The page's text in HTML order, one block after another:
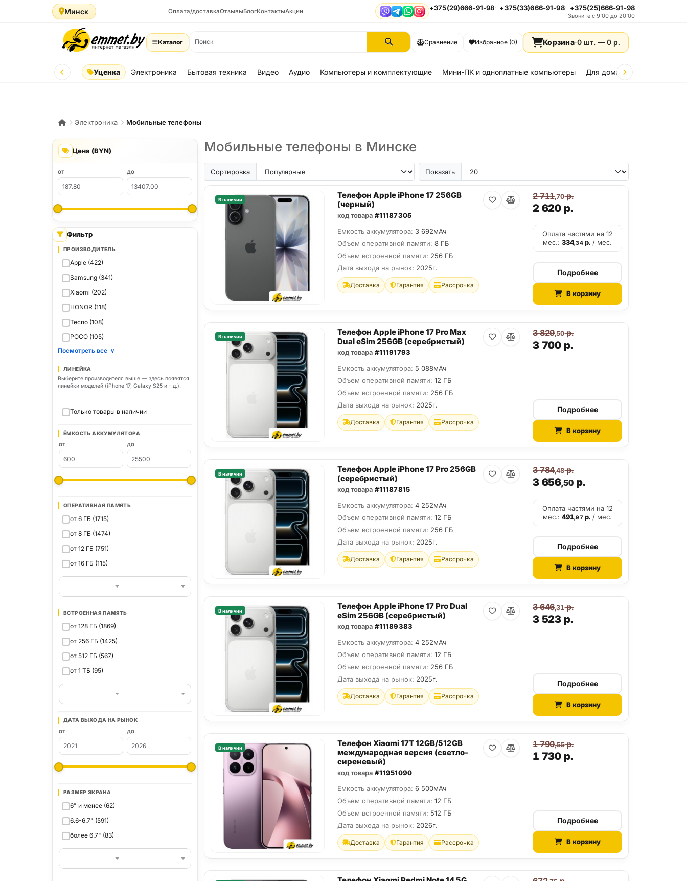
Минск Оплата/доставкаОтзывыБлогКонтактыАкции ViberTelegram
WhatsApp
Instagram
+375(29)666-91-98 +375(33)666-91-98 +375(25)666-91-98
Звоните с 9:00 до 20:00
Каталог Сравнение Избранное (0) Корзина·0 шт. — 0 р.
Уценка Электроника Бытовая техника Видео Аудио Компьютеры и комплектующие Мини-ПК и одноплатные компьютеры Для дома и дачи
Электроника Мобильные телефоны
Цена (BYN)
ОТ ДО
Фильтр
ПРОИЗВОДИТЕЛЬ
Apple (422)
Samsung (341)
Xiaomi (202)
HONOR (118)
Tecno (108)
POCO (105)
Посмотреть все ∨
ЛИНЕЙКА
Выберите производителя выше — здесь появятся
линейки моделей (iPhone 17, Galaxy S25 и т.д.).
Только товары в наличии
ЁМКОСТЬ АККУМУЛЯТОРА
ОТ ДО
ОПЕРАТИВНАЯ ПАМЯТЬ
от 6 ГБ (1715)
от 8 ГБ (1474)
от 12 ГБ (751)
от 16 ГБ (115)
ВСТРОЕННАЯ ПАМЯТЬ
от 128 ГБ (1869)
от 256 ГБ (1425)
от 512 ГБ (567)
от 1 ТБ (95)
ДАТА ВЫХОДА НА РЫНОК
ОТ ДО
РАЗМЕР ЭКРАНА
6" и менее (62)
6.6-6.7" (591)
более 6.7" (83)
Мобильные телефоны в Минске
Сортировка Показать
В наличии
Телефон Apple iPhone 17 256GB
(черный)
код товара #11187305
Емкость аккумулятора: 3 692мАч
Объем оперативной памяти: 8 ГБ
Объем встроенной памяти: 256 ГБ
Дата выхода на рынок: 2025г.
Доставка Гарантия Рассрочка
2 620 р.
2 711,70р.
Оплата частями на 12
мес.:334,34р./ мес.
Подробнее
В корзину
В наличии
Телефон Apple iPhone 17 Pro Max
Dual eSim 256GB (серебристый)
код товара #11191793
Емкость аккумулятора: 5 088мАч
Объем оперативной памяти: 12 ГБ
Объем встроенной памяти: 256 ГБ
Дата выхода на рынок: 2025г.
Доставка Гарантия Рассрочка
3 700 р.
3 829,50р.
Подробнее
В корзину
В наличии
Телефон Apple iPhone 17 Pro 256GB
(серебристый)
код товара #11187815
Емкость аккумулятора: 4 252мАч
Объем оперативной памяти: 12 ГБ
Объем встроенной памяти: 256 ГБ
Дата выхода на рынок: 2025г.
Доставка Гарантия Рассрочка
3 656,50 р.
3 784,48р.
Оплата частями на 12
мес.:491,97 р./ мес.
Подробнее
В корзину
В наличии
Телефон Apple iPhone 17 Pro Dual
eSim 256GB (серебристый)
код товара #11189383
Емкость аккумулятора: 4 252мАч
Объем оперативной памяти: 12 ГБ
Объем встроенной памяти: 256 ГБ
Дата выхода на рынок: 2025г.
Доставка Гарантия Рассрочка
3 523 р.
3 646,31р.
Подробнее
В корзину
В наличии
Телефон Xiaomi 17T 12GB/512GB
международная версия (светло-
сиреневый)
код товара #11951090
Емкость аккумулятора: 6 500мАч
Объем оперативной памяти: 12 ГБ
Объем встроенной памяти: 512 ГБ
Дата выхода на рынок: 2026г.
Доставка Гарантия Рассрочка
1 730 р.
1 790,55р.
Подробнее
В корзину